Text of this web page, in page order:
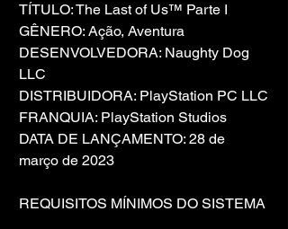
TÍTULO: The Last of Us™ Parte I
GÊNERO: Ação, Aventura
DESENVOLVEDORA: Naughty Dog
LLC
DISTRIBUIDORA: PlayStation PC LLC
FRANQUIA: PlayStation Studios
DATA DE LANÇAMENTO: 28 de
março de 2023
REQUISITOS MÍNIMOS DO SISTEMA